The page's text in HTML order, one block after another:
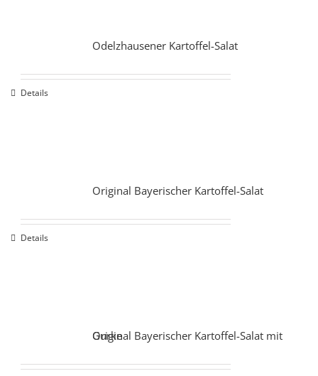
Odelzhausener Kartoffel-Salat
Details
Original Bayerischer Kartoffel-Salat
Details
Original Bayerischer Kartoffel-Salat mit Gurke